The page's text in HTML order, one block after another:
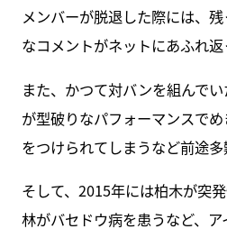
メンバーが脱退した際には、
なコメントがネットにあふれ返
また、かつて対バンを組んで
が型破りなパフォーマンスで
をつけられてしまうなど前途多
そして、2015年には柏木が突
林がバセドウ病を患うなど、